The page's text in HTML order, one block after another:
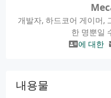
개발자, 하드코어 게이머,
한 명뿐일
에 대한
내용물